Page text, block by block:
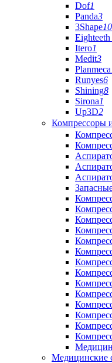
Dof1
Panda3
3Shape10
Eighteeth
Itero1
Medit3
Planmeca
Runyes6
Shining8
Sirona1
Up3D2
Компрессоры
Медицинские